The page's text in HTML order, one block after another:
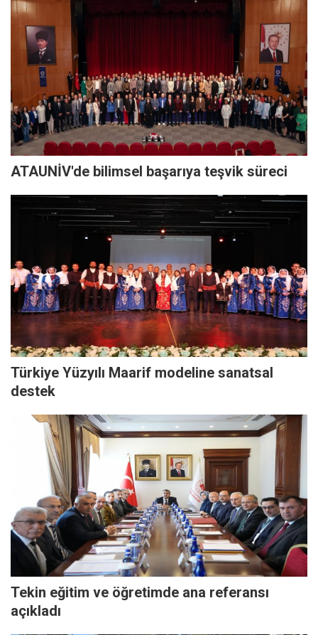
ATAUNİV'de bilimsel başarıya teşvik süreci
Türkiye Yüzyılı Maarif modeline sanatsal
destek
Tekin eğitim ve öğretimde ana referansı
açıkladı